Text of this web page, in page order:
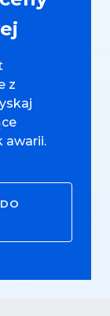
z
awarii.